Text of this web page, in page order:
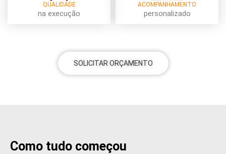
QUALIDADE
na execução
ACOMPANHAMENTO
personalizado
SOLICITAR ORÇAMENTO
Como tudo começou